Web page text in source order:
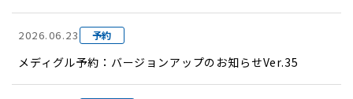
2026.06.23 予約
メディグル予約：バージョンアップのお知らせVer.35